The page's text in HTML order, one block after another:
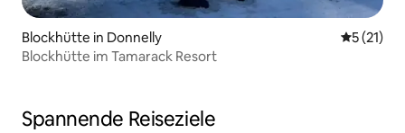
Blockhütte in Donnelly
5 (21)
Blockhütte im Tamarack Resort
Spannende Reiseziele